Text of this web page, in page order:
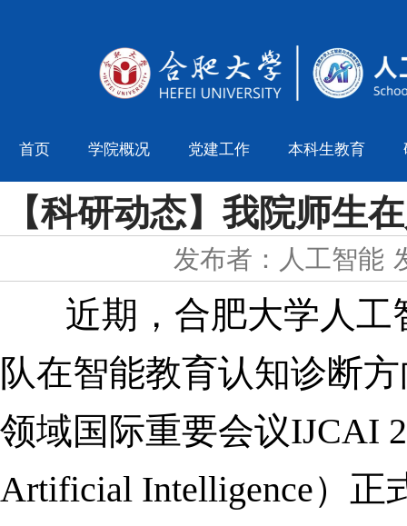
首页 学院概况 党建工作 本科生教育
【科研动态】我院师生
发布者：人工智能
近期，合肥大学人
队在智能教育认知诊断
领域国际重要会议IJCAI
Artificial Intelligence）